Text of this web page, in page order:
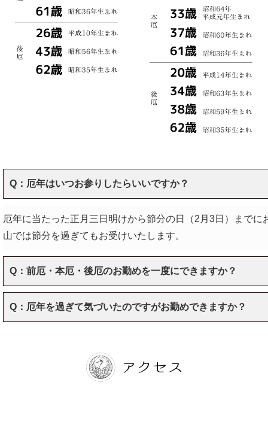
Q：厄年はいつお参りしたらいいですか？
厄年に当たった正月三日明けから節分の日（2月3日）まで
山では節分を過ぎてもお受けいたします。
Q：前厄・本厄・後厄のお勤めを一度にできますか？
Q：厄年を過ぎて気づいたのですがお勤めできますか？